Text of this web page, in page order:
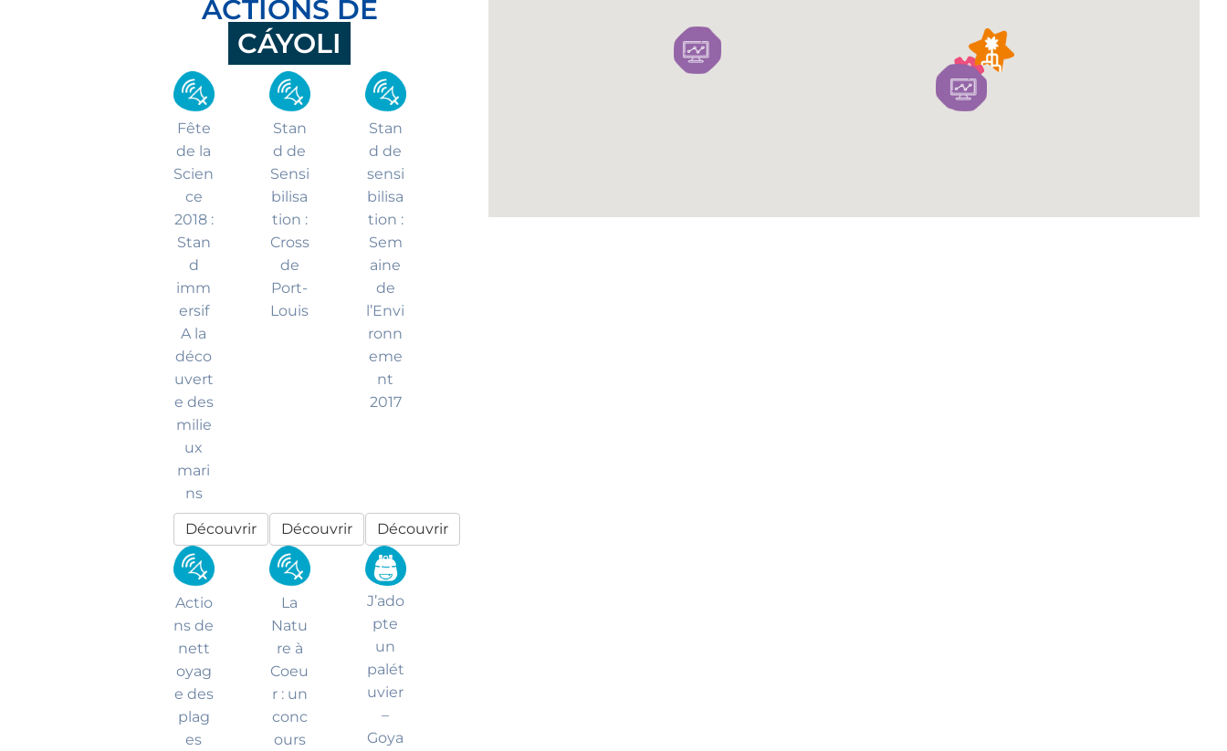
ACTIONS DE
CÁYOLI
Fête
de la
Scien
ce
2018 :
Stan
d
imm
ersif
A la
déco
uvert
e des
milie
ux
mari
ns
Découvrir
Stan
d de
Sensi
bilisa
tion :
Cross
de
Port-
Louis
Découvrir
Stan
d de
sensi
bilisa
tion :
Sem
aine
de
l’Envi
ronn
eme
nt
2017
Découvrir
Actio
ns de
nett
oyag
e des
plag
es
La
Natu
re à
Coeu
r : un
conc
ours
J’ado
pte
un
palét
uvier
–
Goya